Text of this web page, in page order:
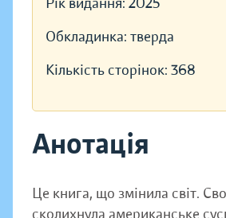
Обкладинка: тверда
Кількість сторінок: 368
Анотація
Це книга, що змінила світ.
сколихнула американське